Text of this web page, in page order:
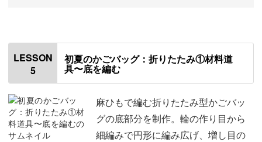
ネートも楽しんでくださいね！
側面の7段目を編む
側面の8〜20段目の編み方
紐通し穴について 04:22
編み残す場所にマーカーをつける 05:58
LESSON
5
初夏のかごバッグ：折りたたみ①材料道
具〜底を編む
麻ひもで編む折りたたみ型かごバッ
グの底部分を制作。輪の作り目から
細編みで円形に編み広げ、増し目の